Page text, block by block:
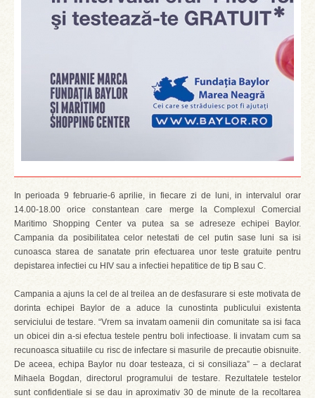
In perioada 9 februarie-6 aprilie, in fiecare zi de luni, in intervalul orar
14.00-18.00 orice constantean care merge la Complexul Comercial
Maritimo Shopping Center va putea sa se adreseze echipei Baylor.
Campania da posibilitatea celor netestati de cel putin sase luni sa isi
cunoasca starea de sanatate prin efectuarea unor teste gratuite pentru
depistarea infectiei cu HIV sau a infectiei hepatitice de tip B sau C.
Campania a ajuns la cel de al treilea an de desfasurare si este motivata de
dorinta echipei Baylor de a aduce la cunostinta publicului existenta
serviciului de testare. “Vrem sa invatam oamenii din comunitate sa isi faca
un obicei din a-si efectua testele pentru boli infectioase. Ii invatam cum sa
recunoasca situatiile cu risc de infectare si masurile de precautie obisnuite.
De aceea, echipa Baylor nu doar testeaza, ci si consiliaza” – a declarat
Mihaela Bogdan, directorul programului de testare. Rezultatele testelor
sunt confidentiale si se dau in aproximativ 30 de minute de la recoltarea